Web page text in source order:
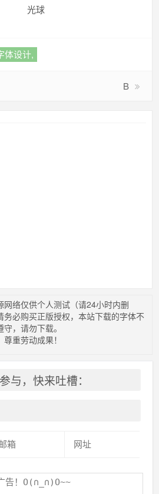
光球
体设计,
B
网络仅供个人测试（请24小时内删
务必购买正版授权，本站下载的字体不
，请勿下载。
重劳动成果！
与，快来吐槽：